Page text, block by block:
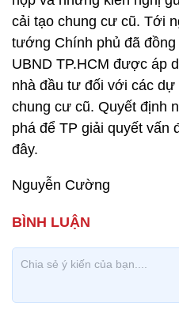
cải tạo chung cư cũ. Tới
tướng Chính phủ đã
UBND TP.HCM được áp
nhà đầu tư đối với các
chung cư cũ. Quyết định
phá để TP giải quyết vấn
đây.
Nguyễn Cường